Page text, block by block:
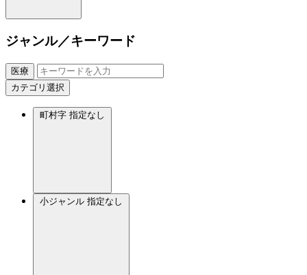
ジャンル／キーワード
医療
カテゴリ選択
町村字 指定なし
小ジャンル 指定なし